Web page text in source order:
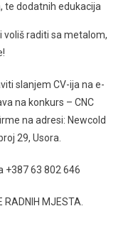
te dodatnih edukacija
raditi sa metalom,
slanjem CV-ija na e-
na konkurs – CNC
na adresi: Newcold
29, Usora.
63 802 646
RADNIH MJESTA.